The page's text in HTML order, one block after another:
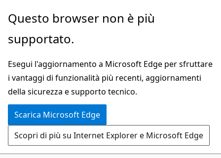
Ignora
passa
contenuto
principale
Questo browser non è più
supportato.
Esegui l'aggiornamento a Microsoft Edge per sfruttare
i vantaggi di funzionalità più recenti, aggiornamenti
della sicurezza e supporto tecnico.
Scarica Microsoft Edge
Scopri di più su Internet Explorer e Microsoft Edge